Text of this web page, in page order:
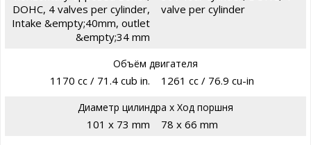
DOHC, 4 valves per cylinder,
Intake &empty;40mm, outlet
&empty;34 mm
valve per cylinder
Объём двигателя
1170 cc / 71.4 cub in. 1261 cc / 76.9 cu-in
Диаметр цилиндра х Ход поршня
101 x 73 mm 78 x 66 mm